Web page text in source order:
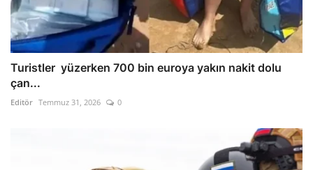
Turistler yüzerken 700 bin euroya yakın nakit dolu
çan...
Editör Temmuz 31, 2026 0